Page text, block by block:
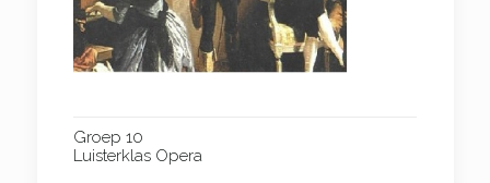
Groep 10
Luisterklas Opera